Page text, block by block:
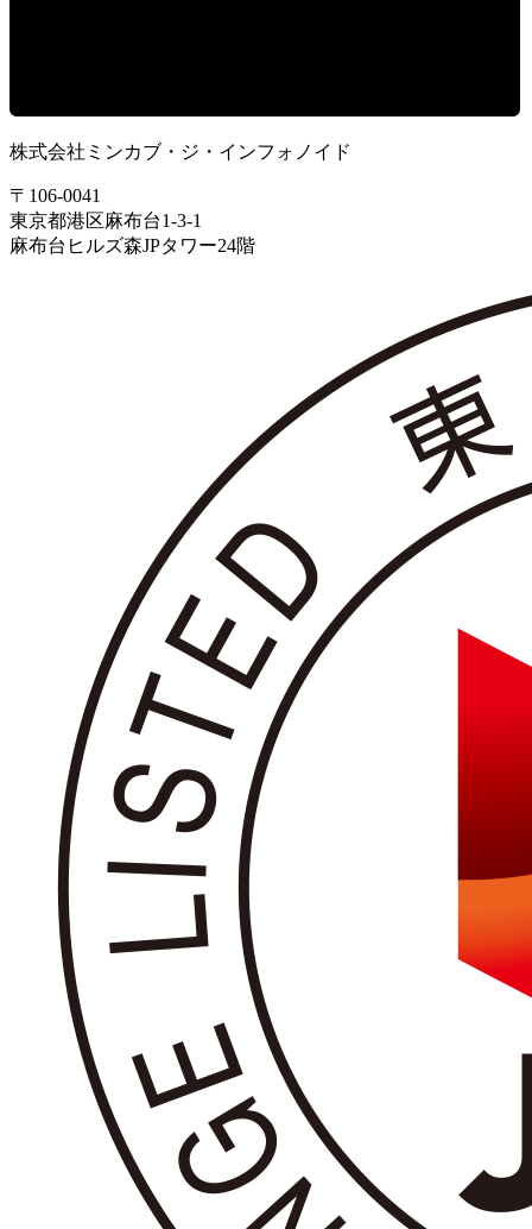
株式会社ミンカブ・ジ・インフォノイド
〒106-0041
東京都港区麻布台1-3-1
麻布台ヒルズ森JPタワー24階